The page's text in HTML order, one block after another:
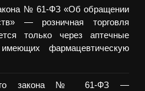
№ 61-ФЗ «Об обращении
— розничная торговля
только через аптечные
фармацевтическую
закона № 61-ФЗ —